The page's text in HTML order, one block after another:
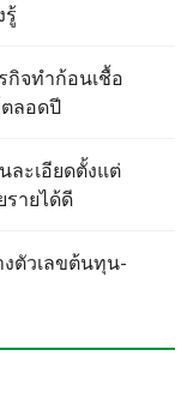
รู้
กิจทำก้อนเชื้อ
ลอดปี
ละเอียดตั้งแต่
รายได้ดี
งตัวเลขต้นทุน-